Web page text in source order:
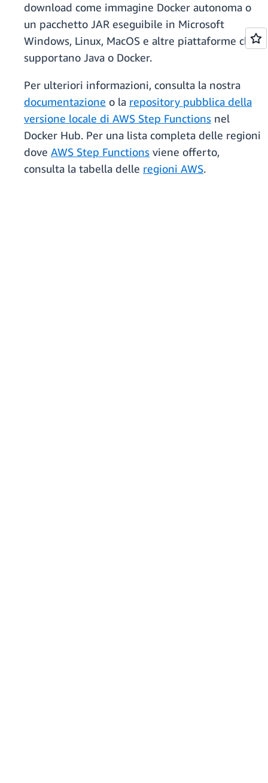
download come immagine Docker autonoma o
un pacchetto JAR eseguibile in Microsoft
Windows, Linux, MacOS e altre piattaforme che
supportano Java o Docker.
Per ulteriori informazioni, consulta la nostra
documentazione o la repository pubblica della
versione locale di AWS Step Functions nel
Docker Hub. Per una lista completa delle regioni
dove AWS Step Functions viene offerto,
consulta la tabella delle regioni AWS.